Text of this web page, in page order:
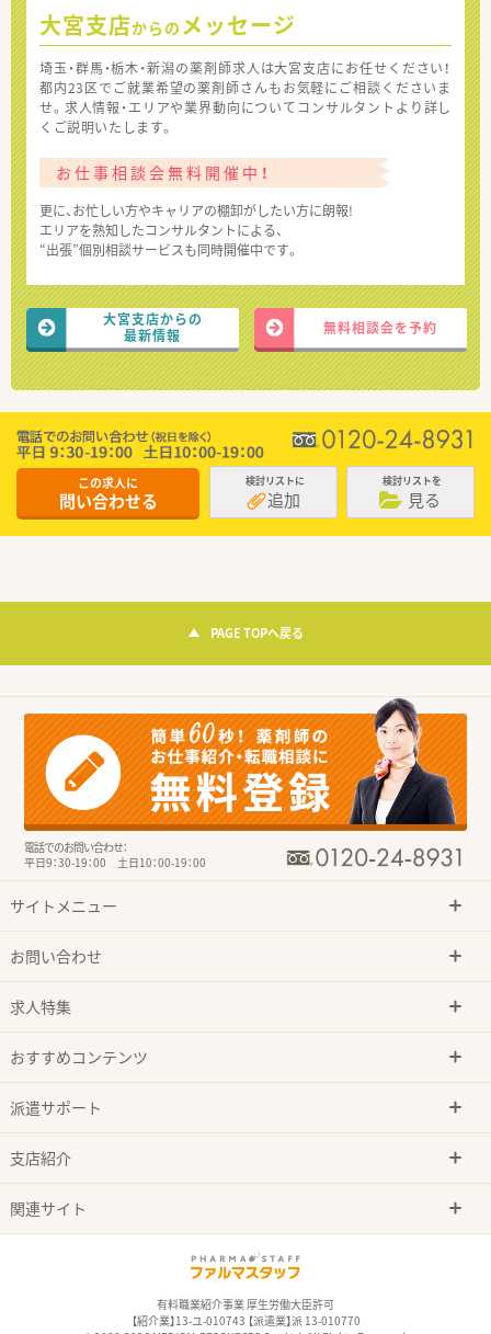
大宮支店からの メッセージ
埼玉・群馬・栃木・新潟の薬剤師求人は大宮支店にお任せください！
都内23区でご就業希望の薬剤師さんもお気軽にご相談くださいま
せ。求人情報・エリアや業界動向についてコンサルタントより詳し
くご説明いたします。
お仕事相談会無料開催中！
更に、お忙しい方やキャリアの棚卸がしたい方に朗報!
エリアを熟知したコンサルタントによる、
“出張”個別相談サービスも同時開催中です。
大宮支店からの
最新情報
無料相談会を予約
この求人に
問い合わせる
検討リストに
追加
検討リストを
見る
PAGE TOPへ戻る
電話でのお問い合わせ：
平日9：30-19：00 土日10：00-19：00
サイトメニュー
お問い合わせ
求人特集
おすすめコンテンツ
派遣サポート
支店紹介
関連サイト
有料職業紹介事業 厚生労働大臣許可
【紹介業】13-ユ-010743 【派遣業】派 13-010770